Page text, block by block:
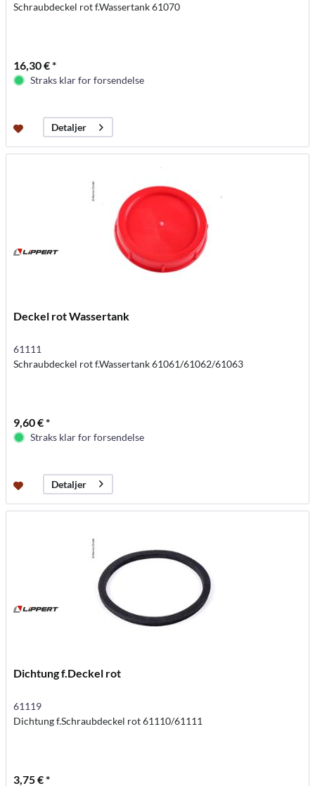
Schraubdeckel rot f.Wassertank 61070
16,30 € *
Straks klar for forsendelse
Detaljer
Deckel rot Wassertank
61111
Schraubdeckel rot f.Wassertank 61061/61062/61063
9,60 € *
Straks klar for forsendelse
Detaljer
Dichtung f.Deckel rot
61119
Dichtung f.Schraubdeckel rot 61110/61111
3,75 € *